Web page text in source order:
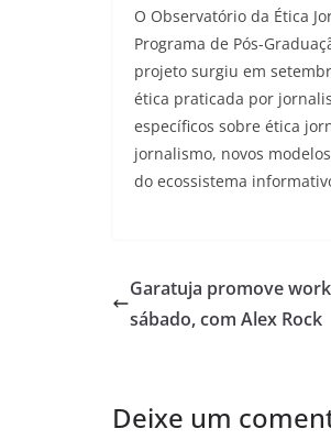
O Observatório da Ética
Programa de Pós-
projeto surgiu em
ética praticada por
específicos sobre ética
jornalismo, novos
do ecossistema
Garatuja promove
sábado, com Alex Rock
Deixe um